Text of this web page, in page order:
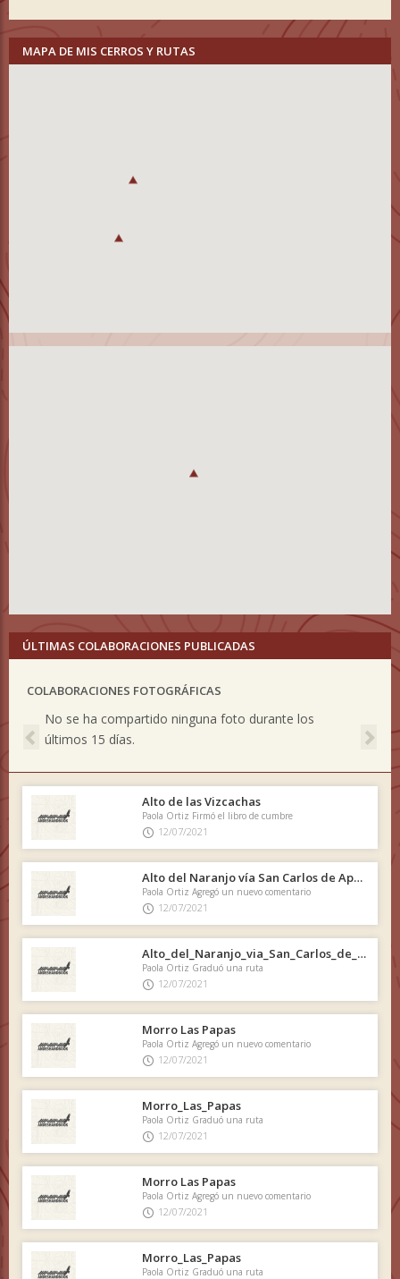
MAPA DE MIS CERROS Y RUTAS
ÚLTIMAS COLABORACIONES PUBLICADAS
COLABORACIONES FOTOGRÁFICAS
No se ha compartido ninguna foto durante los
últimos 15 días.
Previous
Alto de las Vizcachas
Paola Ortiz Firmó el libro de cumbre
12/07/2021
Alto del Naranjo vía San Carlos de Apoquindo
Paola Ortiz Agregó un nuevo comentario
12/07/2021
Alto_del_Naranjo_via_San_Carlos_de_Apoquindo
Paola Ortiz Graduó una ruta
12/07/2021
Morro Las Papas
Paola Ortiz Agregó un nuevo comentario
12/07/2021
Morro_Las_Papas
Paola Ortiz Graduó una ruta
12/07/2021
Morro Las Papas
Paola Ortiz Agregó un nuevo comentario
12/07/2021
Morro_Las_Papas
Paola Ortiz Graduó una ruta